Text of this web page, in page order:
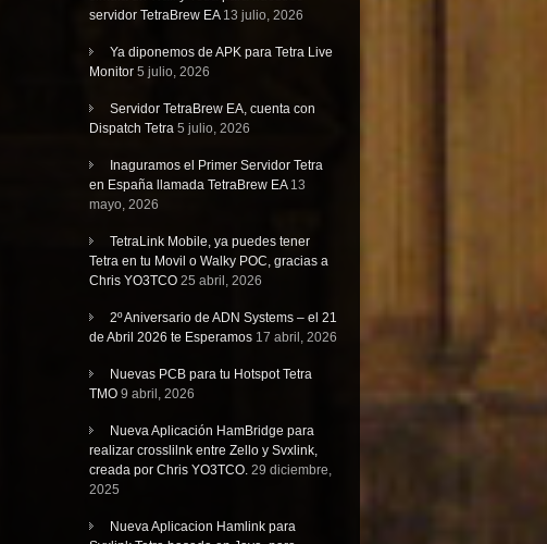
servidor TetraBrew EA 13 julio, 2026
Ya diponemos de APK para Tetra Live
Monitor 5 julio, 2026
Servidor TetraBrew EA, cuenta con
Dispatch Tetra 5 julio, 2026
Inaguramos el Primer Servidor Tetra
en España llamada TetraBrew EA 13
mayo, 2026
TetraLink Mobile, ya puedes tener
Tetra en tu Movil o Walky POC, gracias a
Chris YO3TCO 25 abril, 2026
2º Aniversario de ADN Systems – el 21
de Abril 2026 te Esperamos 17 abril, 2026
Nuevas PCB para tu Hotspot Tetra
TMO 9 abril, 2026
Nueva Aplicación HamBridge para
realizar crosslilnk entre Zello y Svxlink,
creada por Chris YO3TCO. 29 diciembre,
2025
Nueva Aplicacion Hamlink para